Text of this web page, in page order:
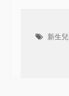
新生